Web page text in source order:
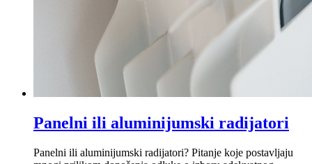
Panelni ili aluminijumski radijatori
Panelni ili aluminijumski radijatori? Pitanje koje postavljaju